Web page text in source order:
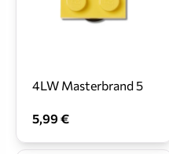
4LW Masterbrand 5
5,99 €